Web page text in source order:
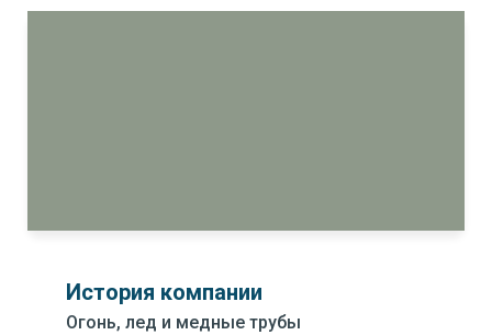
История компании
Огонь, лед и медные трубы